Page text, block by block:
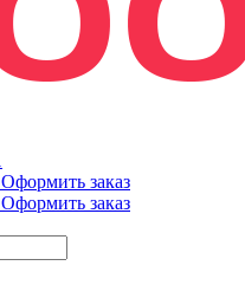
Оформить заказ
Оформить заказ